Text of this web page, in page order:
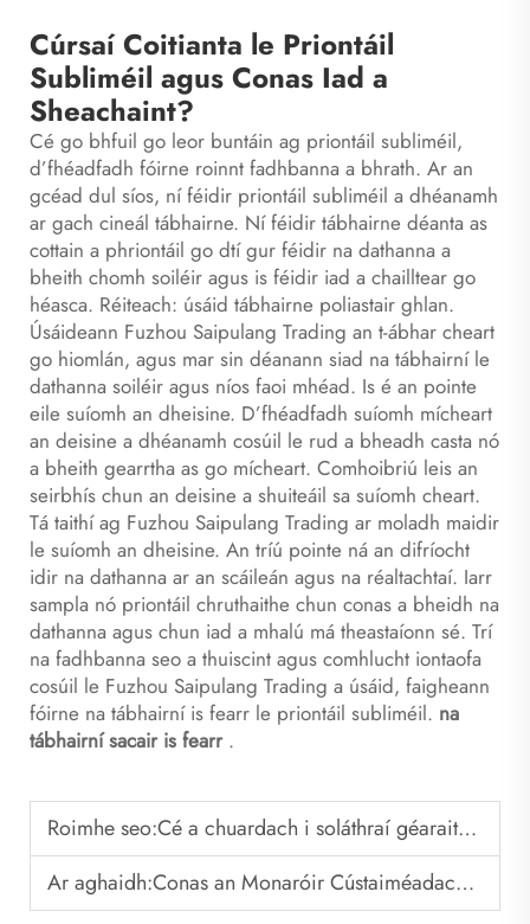
Cúrsaí Coitianta le Priontáil
Subliméil agus Conas Iad a
Sheachaint?
Cé go bhfuil go leor buntáin ag priontáil subliméil,
d’fhéadfadh fóirne roinnt fadhbanna a bhrath. Ar an
gcéad dul síos, ní féidir priontáil subliméil a dhéanamh
ar gach cineál tábhairne. Ní féidir tábhairne déanta as
cottain a phriontáil go dtí gur féidir na dathanna a
bheith chomh soiléir agus is féidir iad a chailltear go
héasca. Réiteach: úsáid tábhairne poliastair ghlan.
Úsáideann Fuzhou Saipulang Trading an t-ábhar cheart
go hiomlán, agus mar sin déanann siad na tábhairní le
dathanna soiléir agus níos faoi mhéad. Is é an pointe
eile suíomh an dheisine. D’fhéadfadh suíomh mícheart
an deisine a dhéanamh cosúil le rud a bheadh casta nó
a bheith gearrtha as go mícheart. Comhoibriú leis an
seirbhís chun an deisine a shuiteáil sa suíomh cheart.
Tá taithí ag Fuzhou Saipulang Trading ar moladh maidir
le suíomh an dheisine. An tríú pointe ná an difríocht
idir na dathanna ar an scáileán agus na réaltachtaí. Iarr
sampla nó priontáil chruthaithe chun conas a bheidh na
dathanna agus chun iad a mhalú má theastaíonn sé. Trí
na fadhbanna seo a thuiscint agus comhlucht iontaofa
cosúil le Fuzhou Saipulang Trading a úsáid, faigheann
fóirne na tábhairní is fearr le priontáil subliméil. na
tábhairní sacair is fearr .
Roimhe seo:Cé a chuardach i soláthraí géaraithe sacair
Ar aghaidh:Conas an Monaróir Cústaiméadach Cuidí a Roghnaí do Bhrand